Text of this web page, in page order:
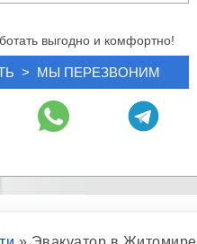
выгодно и комфортно!